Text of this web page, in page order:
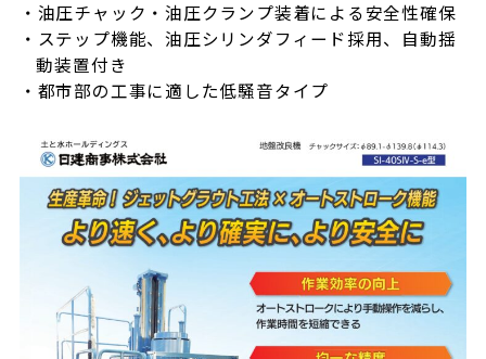
油圧チャック・油圧クランプ装着による安全性確保
ステップ機能、油圧シリンダフィード採用、自動揺
動装置付き
都市部の工事に適した低騒音タイプ